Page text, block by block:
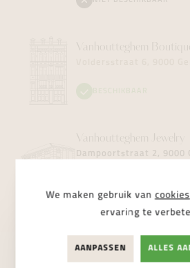
Vanhoutteghem Boutique
Vanhoutteghem Jewelry
Dampoortstraat 2, 9000
We maken gebruik van cookies
ervaring te
AANPASSEN ALLES